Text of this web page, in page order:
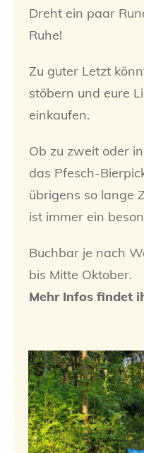
Dreht ein paar
Ruhe!
Zu guter Letzt
stöbern und eure
einkaufen.
Ob zu zweit oder
das Pfesch-
übrigens so lange
ist immer ein
Buchbar je nach
bis Mitte Oktober.
Mehr Infos findet